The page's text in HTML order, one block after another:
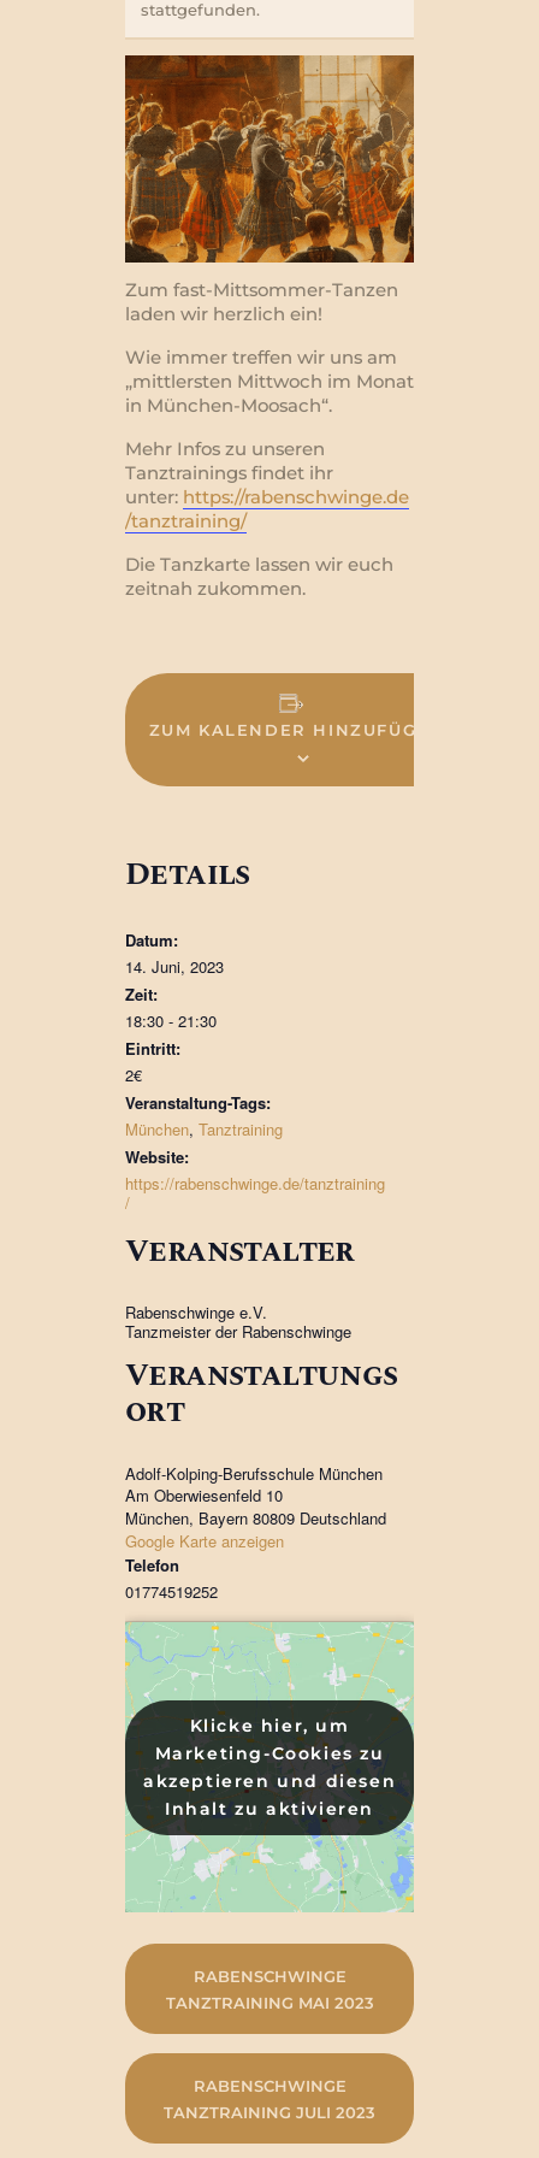
stattgefunden.
Zum fast-Mittsommer-Tanzen
laden wir herzlich ein!
Wie immer treffen wir uns am
„mittlersten Mittwoch im Monat
in München-Moosach“.
Mehr Infos zu unseren
Tanztrainings findet ihr
unter: https://rabenschwinge.de
/tanztraining/
Die Tanzkarte lassen wir euch
zeitnah zukommen.
ZUM KALENDER HINZUFÜGEN
Details
Datum:
14. Juni, 2023
Zeit:
18:30 - 21:30
Eintritt:
2€
Veranstaltung-Tags:
München, Tanztraining
Website:
https://rabenschwinge.de/tanztraining
/
Veranstalter
Rabenschwinge e.V.
Tanzmeister der Rabenschwinge
Veranstaltungs
ort
Adolf-Kolping-Berufsschule München
Am Oberwiesenfeld 10
München, Bayern 80809 Deutschland
Google Karte anzeigen
Telefon
01774519252
Klicke hier, um
Marketing-Cookies zu
akzeptieren und diesen
Inhalt zu aktivieren
Klicke hier, um
Marketing-Cookies zu
akzeptieren und diesen
Inhalt zu aktivieren
RABENSCHWINGE
TANZTRAINING MAI 2023
RABENSCHWINGE
TANZTRAINING JULI 2023